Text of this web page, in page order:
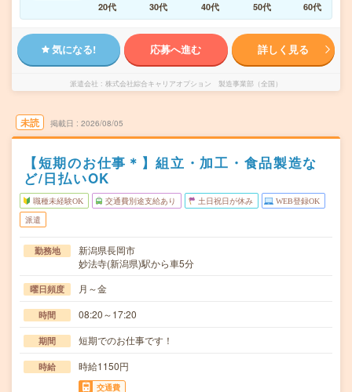
20代
30代 40代 50代 60代
気になる! 応募へ進む 詳しく見る
派遣会社 株式会社綜合キャリアオプション 製造事業部（全国）
未読 掲載日 2026/08/05
【短期のお仕事＊】組立・加工・食品製造な
ど/日払いOK
職種未経験OK 交通費別途支給あり 土日祝日が休み WEB登録OK
派遣
勤務地
新潟県長岡市
妙法寺(新潟県)駅から車5分
曜日頻度 月～金
時間 08:20～17:20
期間 短期でのお仕事です！
時給 時給1150円
交通費